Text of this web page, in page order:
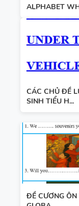
ALPHABET
CÁC CHỦ ĐỀ
SINH TIỂU H...
ĐỀ CƯƠNG